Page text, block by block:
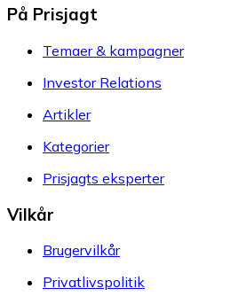
På Prisjagt
Temaer & kampagner
Investor Relations
Artikler
Kategorier
Prisjagts eksperter
Vilkår
Brugervilkår
Privatlivspolitik